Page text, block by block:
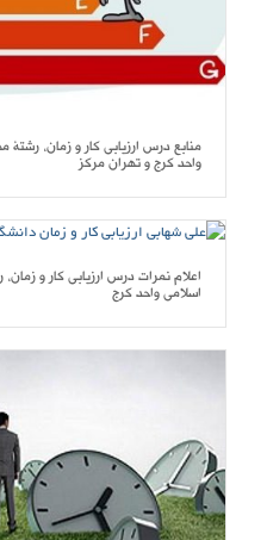
منابع درس ارزیابی کار و زمان، رشتۀ
واحد کرج و تهران مرکز
اعلام نمرات درس ارزیابی کار و
اسلامی واحد کرج